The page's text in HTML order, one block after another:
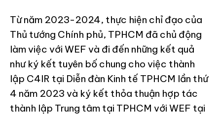
Từ năm 2023-2024, thực hiện chỉ đạo của
Thủ tướng Chính phủ, TPHCM đã chủ động
làm việc với WEF và đi đến những kết quả
như ký kết tuyên bố chung cho việc thành
lập C4IR tại Diễn đàn Kinh tế TPHCM lần thứ
4 năm 2023 và ký kết thỏa thuận hợp tác
thành lập Trung tâm tại TPHCM với WEF tại